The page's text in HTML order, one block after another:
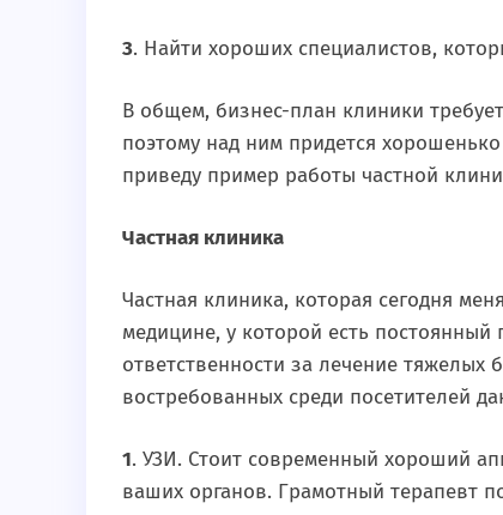
3. Найти хороших специалистов,
В общем, бизнес-план клиники
поэтому над ним придется
приведу пример работы частной
Частная клиника
Частная клиника, которая сегодня
медицине, у которой есть
ответственности за лечение тяжелых
востребованных среди посетителей
1. УЗИ. Стоит современный хороший
ваших органов. Грамотный терапевт